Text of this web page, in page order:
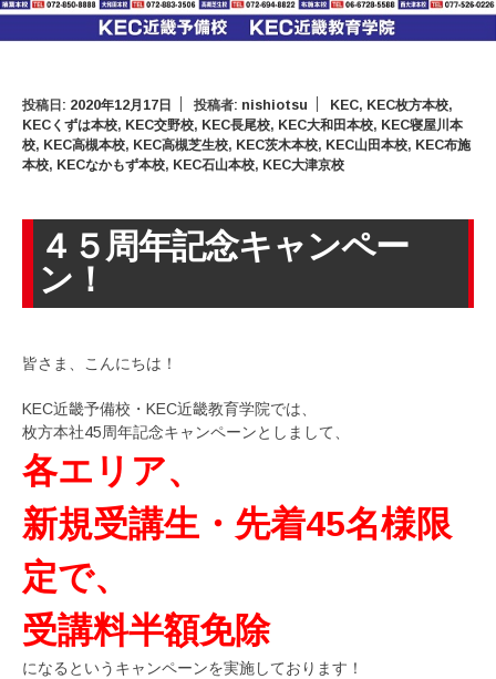
投稿日: 2020年12月17日 投稿者: nishiotsu KEC, KEC枚方本校,
KECくずは本校, KEC交野校, KEC長尾校, KEC大和田本校, KEC寝屋川本
校, KEC高槻本校, KEC高槻芝生校, KEC茨木本校, KEC山田本校, KEC布施
本校, KECなかもず本校, KEC石山本校, KEC大津京校
４５周年記念キャンペー
ン！
皆さま、こんにちは！
KEC近畿予備校・KEC近畿教育学院では、
枚方本社45周年記念キャンペーンとしまして、
各エリア、
新規受講生・先着45名様限
定で、
受講料半額免除
になるというキャンペーンを実施しております！